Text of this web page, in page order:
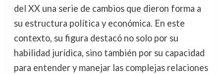
del XX una serie de cambios que dieron forma a
su estructura política y económica. En este
contexto, su figura destacó no solo por su
habilidad jurídica, sino también por su capacidad
para entender y manejar las complejas relaciones